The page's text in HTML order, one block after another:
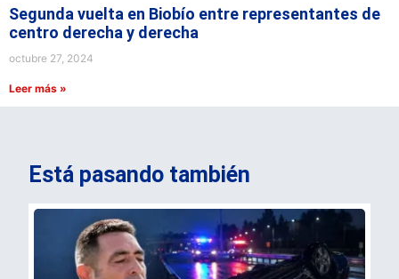
Segunda vuelta en Biobío entre representantes de
centro derecha y derecha
octubre 27, 2024
Leer más »
Está pasando también